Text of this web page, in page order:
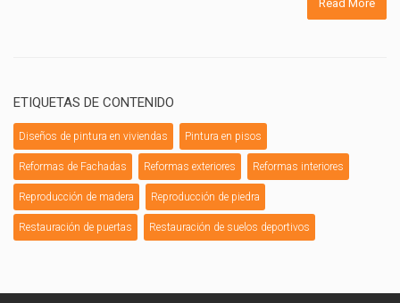
Read More
ETIQUETAS DE CONTENIDO
Diseños de pintura en viviendas Pintura en pisos
Reformas de Fachadas Reformas exteriores Reformas interiores
Reproducción de madera Reproducción de piedra
Restauración de puertas Restauración de suelos deportivos